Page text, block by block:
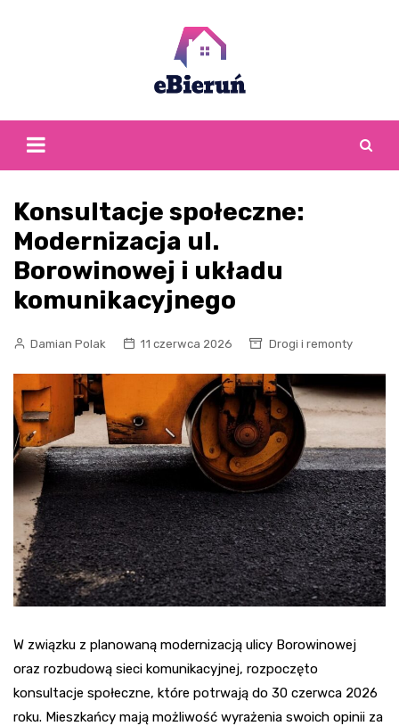
Konsultacje społeczne:
Modernizacja ul.
Borowinowej i układu
komunikacyjnego
Damian Polak 11 czerwca 2026 Drogi i remonty
W związku z planowaną modernizacją ulicy Borowinowej
oraz rozbudową sieci komunikacyjnej, rozpoczęto
konsultacje społeczne, które potrwają do 30 czerwca 2026
roku. Mieszkańcy mają możliwość wyrażenia swoich opinii za